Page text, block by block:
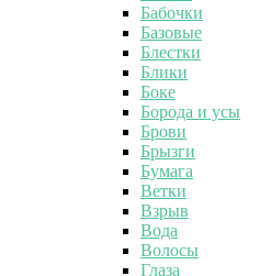
Бабочки
Базовые
Блестки
Блики
Боке
Борода и усы
Брови
Брызги
Бумага
Ветки
Взрыв
Вода
Волосы
Глаза